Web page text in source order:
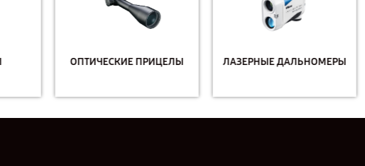
ОПТИЧЕСКИЕ ПРИЦЕЛЫ ЛАЗЕРНЫЕ ДАЛЬНОМЕРЫ